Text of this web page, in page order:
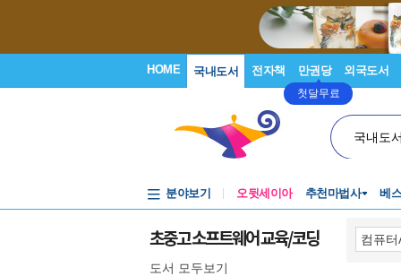
HOME 국내도서 전자책 만권당
첫달무료
외국도서
국내도
분야보기 오뒷세이아 추천마법사 베
초중고 소프트웨어 교육/코딩
도서 모두보기